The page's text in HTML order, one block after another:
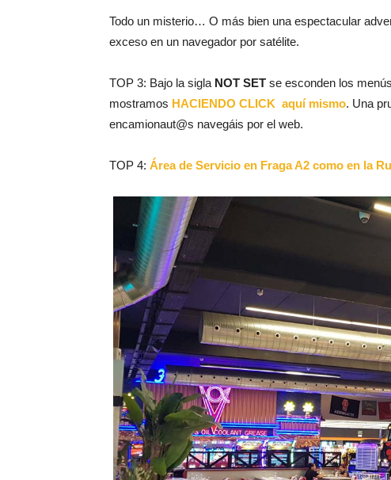
Todo un misterio… O más bien una espectacular
exceso en un navegador por satélite.
TOP 3: Bajo la sigla NOT SET se esconden los
mostramos HACIENDO CLICK aquí mismo. Una
encamionaut@s navegáis por el web.
TOP 4: Área de Servicio en Fraga A2 como en la